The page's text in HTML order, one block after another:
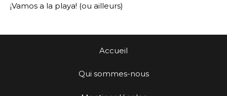
¡Vamos a la playa! (ou ailleurs)
Accueil
Qui sommes-nous